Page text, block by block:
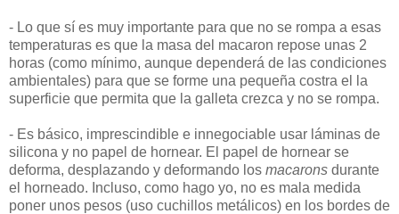
- Lo que sí es muy importante para que no se rompa a esas
temperaturas es que la masa del macaron repose unas 2
horas (como mínimo, aunque dependerá de las condiciones
ambientales) para que se forme una pequeña costra el la
superficie que permita que la galleta crezca y no se rompa.
- Es básico, imprescindible e innegociable usar láminas de
silicona y no papel de hornear. El papel de hornear se
deforma, desplazando y deformando los macarons durante
el horneado. Incluso, como hago yo, no es mala medida
poner unos pesos (uso cuchillos metálicos) en los bordes de